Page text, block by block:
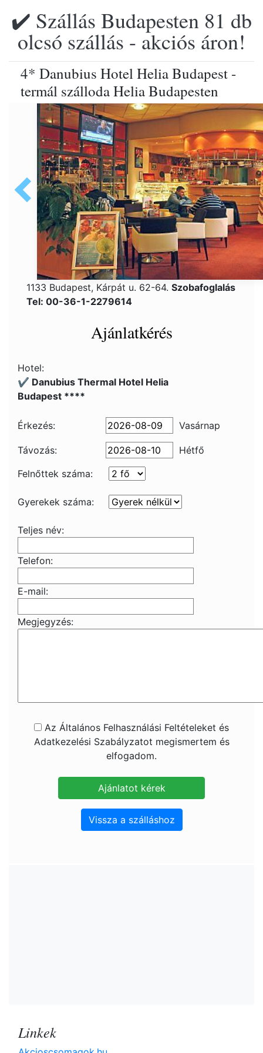
✔️ Szállás Budapesten 81 db
olcsó szállás - akciós áron!
4* Danubius Hotel Helia Budapest -
termál szálloda Helia Budapesten
1133 Budapest, Kárpát u. 62-64. Szobafoglalás
Tel: 00-36-1-2279614
Ajánlatkérés
Hotel:
✔️ Danubius Thermal Hotel Helia
Budapest ****
Érkezés: Vasárnap
Távozás:
Hétfő
Felnőttek száma:
Gyerekek száma:
Teljes név:
Telefon:
E-mail:
Megjegyzés:
Az Általános Felhasználási Feltételeket és
Adatkezelési Szabályzatot megismertem és
elfogadom.
Vissza a szálláshoz
Linkek